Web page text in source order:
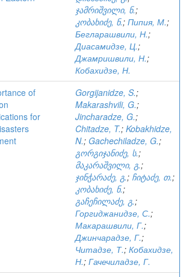
ჯამრიშვილი, ნ.;
კობახიძე, ნ.; Пипия, М.;
Бегларашвили, Н.;
Диасамидзе, Ц.;
Джамришвили, Н.;
Кобахидзе, Н.
of
for
Gorgijanidze, S.;
Makarashvili, G.;
Jincharadze, G.;
Chitadze, T.; Kobakhidze,
N.; Gachechiladze, G.;
გორგიჯანიძე, ს.;
მაკარაშვილი, გ.;
ჯინჭარაძე, გ.; ჩიტაძე, თ.;
კობახიძე, ნ.;
გაჩეჩილაძე, გ.;
Горгиджанидзе, С.;
Макарашвили, Г.;
Джинчарадзе, Г.;
Читадзе, Т.; Кобахидзе,
Н.; Гачечиладзе, Г.